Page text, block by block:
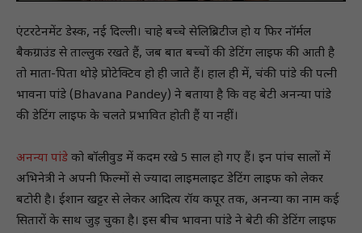
एंटरटेनमेंट डेस्क, नई दिल्ली। चाहे बच्चे सेलिब्रिटीज हो य फिर नॉर्मल
बैकग्राउंड से ताल्लुक रखते हैं, जब बात बच्चों की डेटिंग लाइफ की आती है
तो माता-पिता थोड़े प्रोटेक्टिव हो ही जाते हैं। हाल ही में, चंकी पांडे की पत्नी
भावना पांडे (Bhavana Pandey) ने बताया है कि वह बेटी अनन्या पांडे
की डेटिंग लाइफ के चलते प्रभावित होती हैं या नहीं।
अनन्या पांडे को बॉलीवुड में कदम रखे 5 साल हो गए हैं। इन पांच सालों में
अभिनेत्री ने अपनी फिल्मों से ज्यादा लाइमलाइट डेटिंग लाइफ को लेकर
बटोरी है। ईशान खट्टर से लेकर आदित्य रॉय कपूर तक, अनन्या का नाम कई
सितारों के साथ जुड़ चुका है। इस बीच भावना पांडे ने बेटी की डेटिंग लाइफ